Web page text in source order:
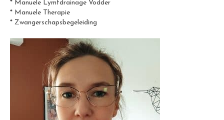
* Manuele Lymfdrainage Vodder
* Manuele Therapie
* Zwangerschapsbegeleiding